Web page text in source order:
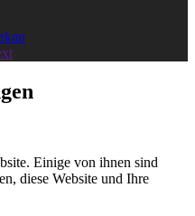
Einige von ihnen sind
diese Website und Ihre